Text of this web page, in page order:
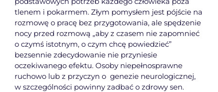
tlenem i pokarmem. Złym pomysłem jest pójście na
rozmowę o pracę bez przygotowania, ale spędzenie
nocy przed rozmową „aby z czasem nie zapomnieć
o czymś istotnym, o czym chcę powiedzieć”
bezsennie zdecydowanie nie przyniesie
oczekiwanego efektu. Osoby niepełnosprawne
ruchowo lub z przyczyn o genezie neurologicznej,
w szczególności powinny zadbać o zdrowy sen.